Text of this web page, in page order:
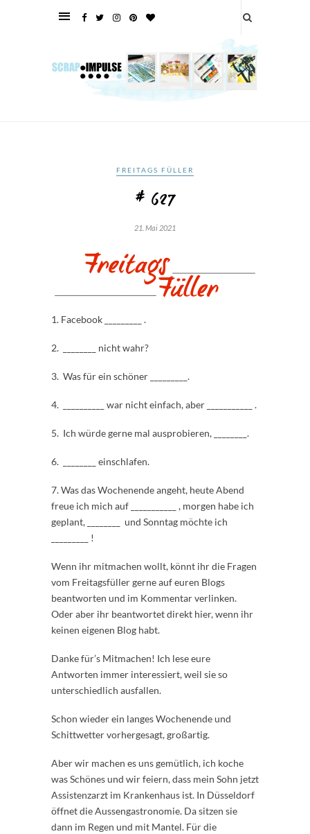
FREITAGS FÜLLER
# 627
21. Mai 2021
1. Facebook _________ .
2. ________ nicht wahr?
3. Was für ein schöner _________.
4. __________ war nicht einfach, aber ___________ .
5. Ich würde gerne mal ausprobieren, ________.
6. ________ einschlafen.
7. Was das Wochenende angeht, heute Abend
freue ich mich auf ___________ , morgen habe ich
geplant, ________ und Sonntag möchte ich
_________ !
Wenn ihr mitmachen wollt, könnt ihr die Fragen
vom Freitagsfüller gerne auf euren Blogs
beantworten und im Kommentar verlinken.
Oder aber ihr beantwortet direkt hier, wenn ihr
keinen eigenen Blog habt.
Danke für’s Mitmachen! Ich lese eure
Antworten immer interessiert, weil sie so
unterschiedlich ausfallen.
Schon wieder ein langes Wochenende und
Schittwetter vorhergesagt, großartig.
Aber wir machen es uns gemütlich, ich koche
was Schönes und wir feiern, dass mein Sohn jetzt
Assistenzarzt im Krankenhaus ist. In Düsseldorf
öffnet die Aussengastronomie. Da sitzen sie
dann im Regen und mit Mantel. Für die